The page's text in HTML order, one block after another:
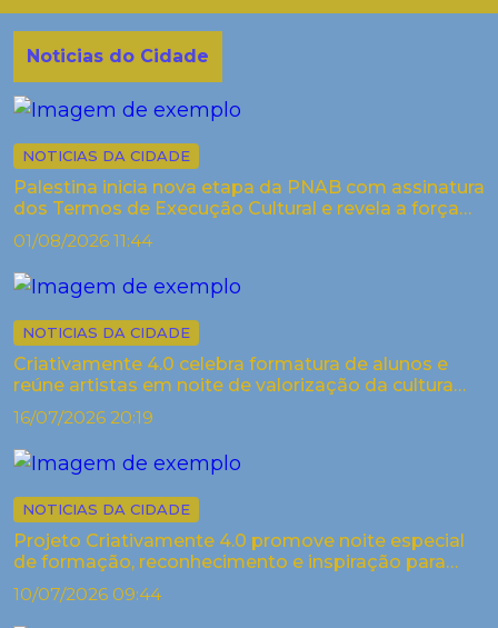
Noticias do Cidade
NOTICIAS DA CIDADE
Palestina inicia nova etapa da PNAB com assinatura
dos Termos de Execução Cultural e revela a força
criativa dos arti...
01/08/2026 11:44
NOTICIAS DA CIDADE
Criativamente 4.0 celebra formatura de alunos e
reúne artistas em noite de valorização da cultura
em Palestina
16/07/2026 20:19
NOTICIAS DA CIDADE
Projeto Criativamente 4.0 promove noite especial
de formação, reconhecimento e inspiração para
artistas de Palestina
10/07/2026 09:44